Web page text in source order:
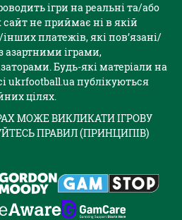
ігри на реальні та/або
сайт не приймає ні в якій
платежів, які пов’язані/
азартними іграми,
Будь-які матеріали на
ukrfootball.ua публікуються
цілях.
МОЖЕ ВИКЛИКАТИ ІГРОВУ
ПРАВИЛ (ПРИНЦИПІВ)